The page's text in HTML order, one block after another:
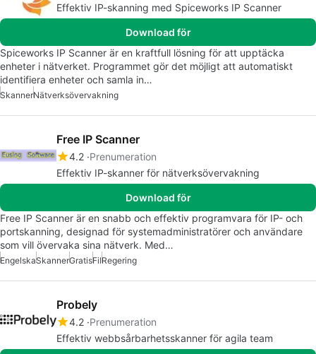
Effektiv IP-skanning med Spiceworks IP Scanner
Download för
Spiceworks IP Scanner är en kraftfull lösning för att upptäcka
enheter i nätverket. Programmet gör det möjligt att automatiskt
identifiera enheter och samla in…
SkannerNätverksövervakning
Free IP Scanner
4.2 Prenumeration
Effektiv IP-skanner för nätverksövervakning
Download för
Free IP Scanner är en snabb och effektiv programvara för IP- och
portskanning, designad för systemadministratörer och användare
som vill övervaka sina nätverk. Med…
EngelskaSkannerGratisFilRegering
Probely
4.2 Prenumeration
Effektiv webbsårbarhetsskanner för agila team